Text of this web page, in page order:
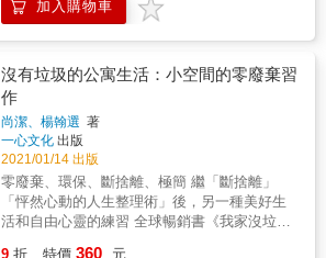
習」， 每個空間都能讓家人感受舒心愉快！ &
活的進化論， 讓家變成生活中最暖心、最愉快
的空間！& & 精彩重點分享── &bull;透過整理
可以「由內而外」的了解自己 &bull;重新檢視
自己，對未來充滿希望 &bull;讓物品成為我們
的老師 &bull;如果不知道如何下手，就先從平
面淨空開始 &bull;更多的留白，是讓空間舒適
的不二法門 &bull;嚴守一進一出的原則，進行
物品的更新 &bull;不足也無妨 &bull;「7個6」簡
約服裝穿搭 &bull;整理的最高原則──「藏拙」
& 本書特色 & ◆ 鉅細靡遺的分類、整理方法說
推薦好逛又獨具風格的選物店，從此你也能開
始打造自己的獨特空間！ & 本書特色 & 1.關於
陳設的各種元素拆解，讓你能用更科學的方式
搞懂陳列設計，掌握居家任何空間的美感。 2.
書中陳列設計作品風格獨特，讓人一眼看過便
印象深刻。 3.用對照的方式呈現出不同材質、
單又豐盛的生活油然而生。 & ◎讓生活越來越
有品味的簡單原則，跟著料理研究家一起嘗試
料理祕訣 ─絞肉是最棒的常備菜，可以包生
菜、做成沙拉、煎蛋捲、煮成湯品。 ─試著買
一整隻雞，可以享受到那種物盡其用的滿足
感。 ─蘿蔔皮千萬不要丟，做成高湯會有意想
不到的美味。 & ▌廚房・維持清爽容易運用的
空間感，讓下廚成為日常療癒的一部分 ─冰箱
每十天就整理一次，「冷凍庫」裡的食物要分
裝成小份，標示內容物和日期。 ─籃子是廚房
受力，過得更清爽、更平衡。 & 簡單生活中，
感」做為追求的基準， 找到自我的核心、充實
內在的感動，就能為生活去蕪存菁。 & 〈風格
推薦〉 許育華 生活美學作家 廖文君 人生整理
教練 賴庭荷 衣櫥醫生 & 「風格」，就是「適
合自己」的基本品味與美學， 無論是穿搭、選
物、飲食、住居、生活態度和價值觀， 認真地
思考自己適合什麼、想要如何表現， 流露從
容、自在的氣質，也讓他人賞心悅目，感受到
真實的你。 & 當我們對生活中的每個細節都擁
有基本風格，以美感為首要的意識， 就會更加
加入購物車
沒有垃圾的公寓生活：小空間的零廢棄習
作
尚潔、楊翰選 著
一心文化 出版
2021/01/14 出版
零廢棄、環保、斷捨離、極簡 繼「斷捨離」
「怦然心動的人生整理術」後，另一種美好生
活和自由心靈的練習 全球暢銷書《我家沒垃
9 折 特價 360 元